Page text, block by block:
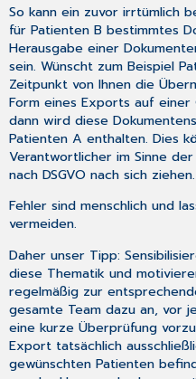
So kann ein zuvor irrtümlich
für Patienten B bestimmtes
Herausgabe einer
sein. Wünscht zum Beispiel
Zeitpunkt von Ihnen die
Form eines Exports auf einer
dann wird diese
Patienten A enthalten. Dies
Verantwortlicher im Sinne
nach DSGVO nach sich ziehen.
Fehler sind menschlich und
vermeiden.
Daher unser Tipp:
diese Thematik und
regelmäßig zur
gesamte Team dazu an, vor
eine kurze Überprüfung
Export tatsächlich
gewünschten Patienten